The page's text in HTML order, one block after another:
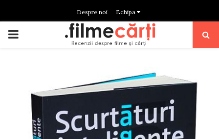
Despre noi Echipa
PRIMARY